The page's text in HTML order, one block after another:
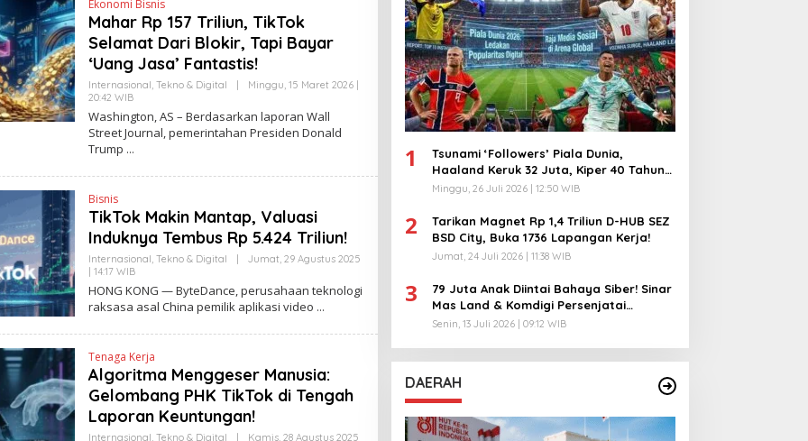
D
R
N
E
W
S
N
K
Ekonomi Bisnis
Mahar Rp 157 Triliun, TikTok
Selamat Dari Blokir, Tapi Bayar
‘Uang Jasa’ Fantastis!
Internasional, Tekno & Digital
Minggu, 15 Maret 2026 |
20:42 WIBO
E
H
N
A
N
E
W
S
L
I
K
Washington, AS – Berdasarkan laporan Wall
Street Journal, pemerintahan Presiden Donald
Trump
Bisnis
TikTok Makin Mantap, Valuasi
Induknya Tembus Rp 5.424 Triliun!
Internasional, Tekno & Digital
Jumat, 29 Agustus 2025
| 14:17 WIBO
L
E
H
A
T
I
E
W
S
L
HONG KONG — ByteDance, perusahaan teknologi
raksasa asal China pemilik aplikasi video
Tenaga Kerja
Algoritma Menggeser Manusia:
Gelombang PHK TikTok di Tengah
Laporan Keuntungan!
Internasional, Tekno & Digital
Kamis, 28 Agustus 2025
1
Tsunami ‘Followers’ Piala Dunia,
Haaland Keruk 32 Juta, Kiper 40 Tahun
Bikin Geger!
Minggu, 26 Juli 2026 | 12:50 WIB
2
Tarikan Magnet Rp 1,4 Triliun D-HUB SEZ
BSD City, Buka 1736 Lapangan Kerja!
Jumat, 24 Juli 2026 | 11:38 WIB
3
79 Juta Anak Diintai Bahaya Siber! Sinar
Mas Land & Komdigi Persenjatai
Ratusan Guru!
Senin, 13 Juli 2026 | 09:12 WIB
DAERAH